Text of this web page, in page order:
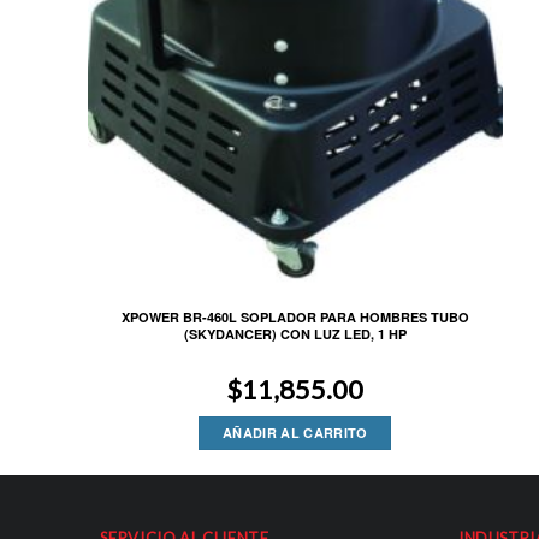
XPOWER BR-460L SOPLADOR PARA HOMBRES TUBO
(SKYDANCER) CON LUZ LED, 1 HP
$11,855.00
AÑADIR AL CARRITO